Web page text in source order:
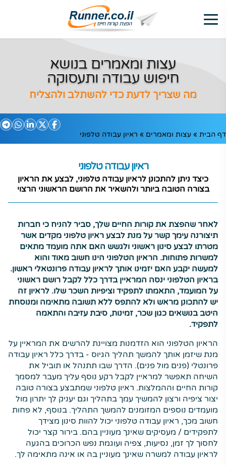
עצות ומאמרים בנושא
חיפוש עבודה ותעסוקה
מה שצריך לדעת כדי להשתלב ולהצליח
דף הבית » עצות ומאמרים » ראיון עבודה טלפוני
ראיון עבודה טלפוני
כיצד ניתן להתכונן לראיון עבודה טלפוני, לבצע את הראיון
בצורה הטובה ביותר ולהשאיר את הרושם הראשוני הרצוי
לאחר שהפצת את קורות החיים שלך, סביר להניח כי חברות
תיצורנה עימך קשר על מנת לבצע ראיון טלפוני מקדים אשר
מטרתו לבצע סינון ראשוני ולגשש האם אתה מועמד מתאים
למשרות פתוחות. הראיון הטלפוני הינו חשוב מאוד והוא
למעשה יקבע האם יזמינו אותך לראיון עבודה פרונטאלי ראשון.
בראיון הטלפוני ינסה המראיין בדרך כלל לקבל רושם ראשוני
על המועמד, התאמתו לתפקיד וציפיות השכר שלו. לראיון זה
יש להתכונן מראש ולא להתפס ללא תשובה מתאימה ומנוסחת
היטב בנושאים כגון שכר, זמינות, סיבת עזיבה והתאמה
לתפקיד.
הראיון הטלפוני הוא הזדמנות מצויינת להרשים את המראיין על
מנת שיזמן אותך להמשך תהליך הגיוס - בדרך כלל ראיון עבודה
פרונטלי (פנים מול פנים). הדרך שבו תתנהל או תוביל את
השיחה תאפשר למראיין לקבל רקע נוסף עליך מעבר למסמך
קורות החיים וההמלצות. ראיון טלפוני שמתבצע בצורה טובה
יצור ציפיה ורצון להמשיך עמך בתהליך וגם יעניק לך יתרון מול
מועמדים נוספים המזומנים להמשך התהליך. בנוסף, לא פחות
חשוב מכך, ראיון עבודה טלפוני יכול להוות סינון מצידך
לתפקידים / מעסיקים שאינך מעוניין בהם. בירור קצר יכול
לחסוך לך זמן, נסיעות, צפיה ועוגמת נפש הכרוכים בהגעה
לראיון עבודה למשרה שאינך מעוניין בה או אינה מתאימה לך.